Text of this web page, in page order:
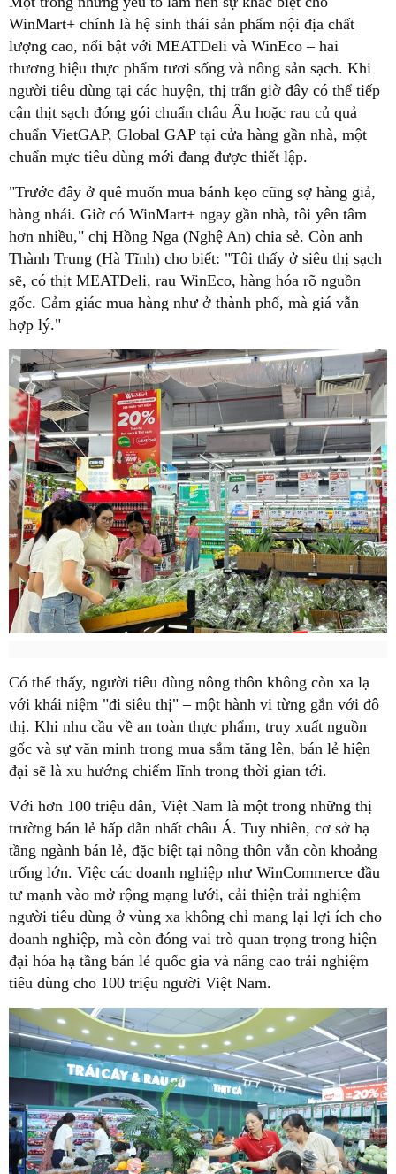
WinMart+ chính là hệ sinh thái sản phẩm nội địa chất
lượng cao, nổi bật với MEATDeli và WinEco – hai
thương hiệu thực phẩm tươi sống và nông sản sạch. Khi
người tiêu dùng tại các huyện, thị trấn giờ đây có thể tiếp
cận thịt sạch đóng gói chuẩn châu Âu hoặc rau củ quả
chuẩn VietGAP, Global GAP tại cửa hàng gần nhà, một
chuẩn mực tiêu dùng mới đang được thiết lập.
"Trước đây ở quê muốn mua bánh kẹo cũng sợ hàng giả,
hàng nhái. Giờ có WinMart+ ngay gần nhà, tôi yên tâm
hơn nhiều," chị Hồng Nga (Nghệ An) chia sẻ. Còn anh
Thành Trung (Hà Tĩnh) cho biết: "Tôi thấy ở siêu thị sạch
sẽ, có thịt MEATDeli, rau WinEco, hàng hóa rõ nguồn
gốc. Cảm giác mua hàng như ở thành phố, mà giá vẫn
hợp lý."
Có thể thấy, người tiêu dùng nông thôn không còn xa lạ
với khái niệm "đi siêu thị" – một hành vi từng gắn với đô
thị. Khi nhu cầu về an toàn thực phẩm, truy xuất nguồn
gốc và sự văn minh trong mua sắm tăng lên, bán lẻ hiện
đại sẽ là xu hướng chiếm lĩnh trong thời gian tới.
Với hơn 100 triệu dân, Việt Nam là một trong những thị
trường bán lẻ hấp dẫn nhất châu Á. Tuy nhiên, cơ sở hạ
tầng ngành bán lẻ, đặc biệt tại nông thôn vẫn còn khoảng
trống lớn. Việc các doanh nghiệp như WinCommerce đầu
tư mạnh vào mở rộng mạng lưới, cải thiện trải nghiệm
người tiêu dùng ở vùng xa không chỉ mang lại lợi ích cho
doanh nghiệp, mà còn đóng vai trò quan trọng trong hiện
đại hóa hạ tầng bán lẻ quốc gia và nâng cao trải nghiệm
tiêu dùng cho 100 triệu người Việt Nam.